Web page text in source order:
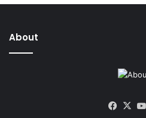
About
X